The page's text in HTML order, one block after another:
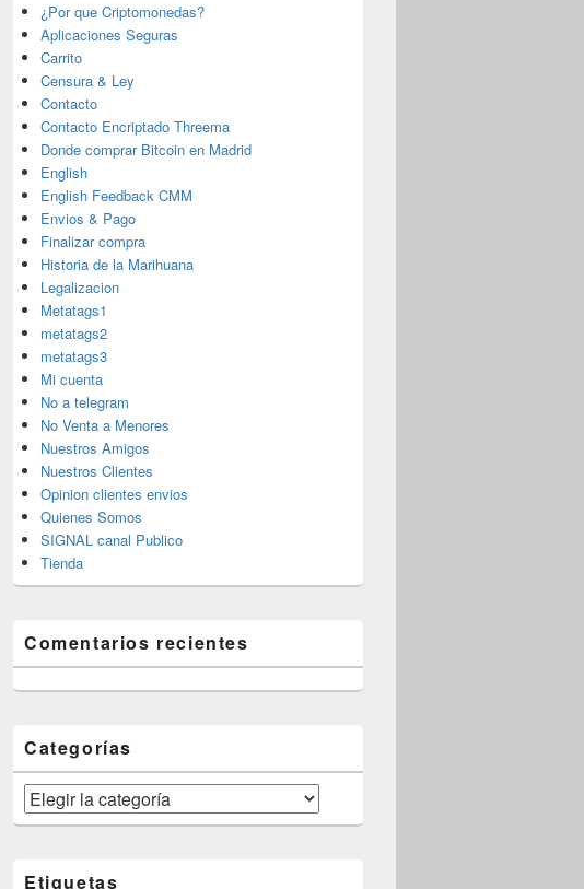
¿Por que Criptomonedas?
Aplicaciones Seguras
Carrito
Censura & Ley
Contacto
Contacto Encriptado Threema
Donde comprar Bitcoin en Madrid
English
English Feedback CMM
Envios & Pago
Finalizar compra
Historia de la Marihuana
Legalizacion
Metatags1
metatags2
metatags3
Mi cuenta
No a telegram
No Venta a Menores
Nuestros Amigos
Nuestros Clientes
Opinion clientes envios
Quienes Somos
SIGNAL canal Publico
Tienda
Comentarios recientes
Categorías
Categorías
Etiquetas